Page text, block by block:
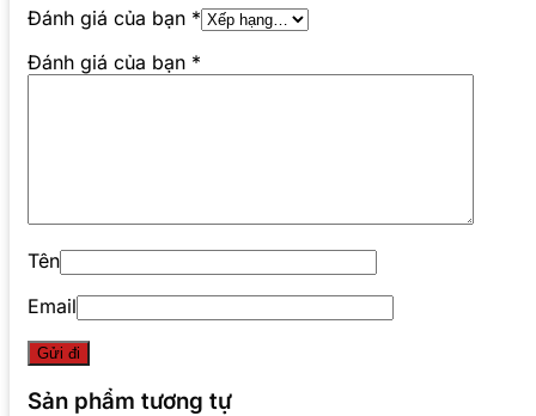
Đánh giá của bạn *
Đánh giá của bạn *
Tên
Email
Sản phẩm tương tự